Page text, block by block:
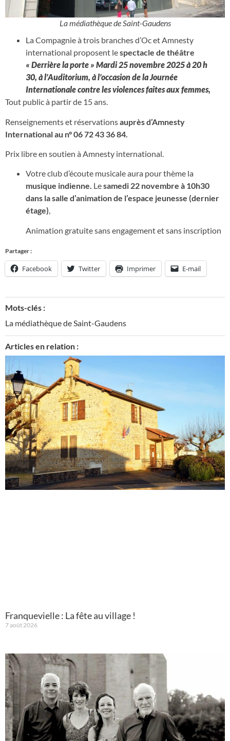
La médiathèque de Saint-Gaudens
La Compagnie à trois branches d’Oc et Amnesty
international proposent lespectacle de théâtre
« Derrière la porte » Mardi 25 novembre 2025 à 20 h
30, à l’Auditorium, à l’occasion de la Journée
Internationale contre les violences faites aux femmes,
Tout public à partir de 15 ans.
Renseignements et réservationsauprès d’Amnesty
International au n° 06 72 43 36 84.
Prix libre en soutien à Amnesty international.
Votre club d’écoute musicale aura pour thème la
musique indienne. Lesamedi 22 novembre à 10h30
dans la salle d’animation de l’espace jeunesse (dernier
étage),
Animation gratuite sans engagement et sans inscription
Partager :
Facebook Twitter Imprimer E-mail
Mots-clés :
La médiathèque de Saint-Gaudens
Articles en relation :
Franquevielle : La fête au village !
7 août 2026